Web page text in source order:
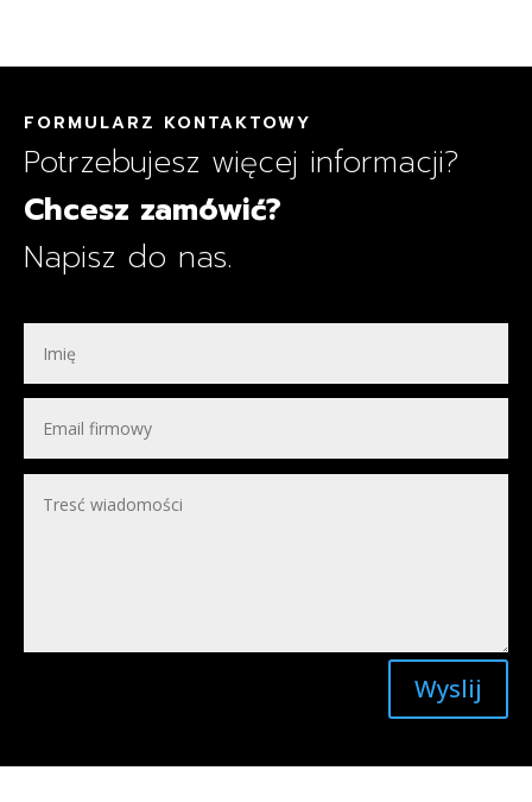
FORMULARZ KONTAKTOWY
Potrzebujesz więcej informacji?
Chcesz zamówić?
Napisz do nas.
Wyslij